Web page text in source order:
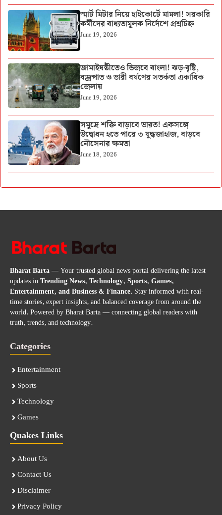
স্মার্ট মিটার নিয়ে হাইকোর্টে মামলা! সরকারি
কর্মীদের বাধ্যতামূলক নির্দেশে প্রশ্নচিহ্ন
June 19, 2026
জামাইষষ্ঠীতেও ভিজবে বাংলা! ঝড়-বৃষ্টি,
বজ্রপাত ও ভারী বর্ষণের সতর্কতা একাধিক
জেলায়
June 19, 2026
সমুদ্রে শক্তি বাড়াবে ভারত! একসঙ্গে
উদ্বোধন হতে পারে ৩ যুদ্ধজাহাজ, বাড়বে
নৌসেনার ক্ষমতা
June 18, 2026
Bharat Barta— Your trusted global news portal delivering the latest
updates inTrending News, Technology, Sports, Games,
Entertainment, and Business & Finance. Stay informed with real-
time stories, expert insights, and balanced coverage from around the
world. Powered by Bharat Barta — connecting global readers with
truth, trends, and technology.
Categories
Entertainment
Sports
Technology
Games
Quakes Links
About Us
Contact Us
Disclaimer
Privacy Policy